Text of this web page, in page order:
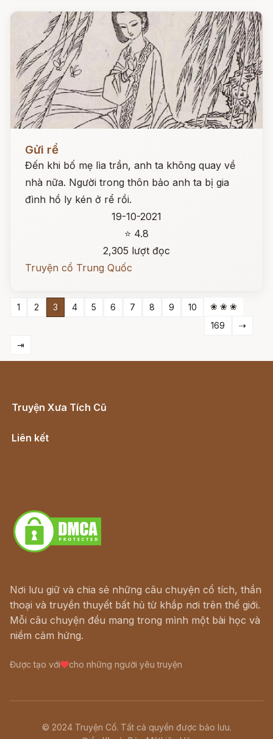
Gửi rể
Đến khi bố mẹ lìa trần, anh ta không quay về
nhà nữa. Người trong thôn bảo anh ta bị gia
đình hồ ly kén ở rể rồi.
19-10-2021
⭐ 4.8
2,305 lượt đọc
Truyện cổ Trung Quốc
1 2 3 4 5 6 7 8 9 10
❀ ❀ ❀
169
⇢
⇥
Truyện Xưa Tích Cũ
Liên kết
Nơi lưu giữ và chia sẻ những câu chuyện cổ tích, thần
thoại và truyền thuyết bất hủ từ khắp nơi trên thế giới.
Mỗi câu chuyện đều mang trong mình một bài học và
niềm cảm hứng.
Được tạo với cho những người yêu truyện
© 2024 Truyện Cổ. Tất cả quyền được bảo lưu.